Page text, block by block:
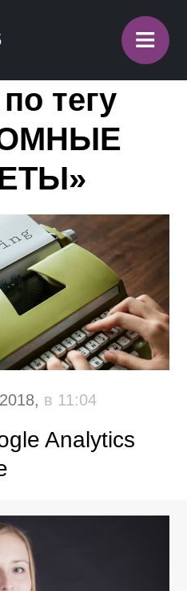
≡
тегу
в 11:04
Analytics